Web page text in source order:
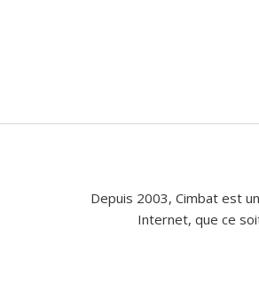
Depuis 2003, Cimbat est
Internet, que ce